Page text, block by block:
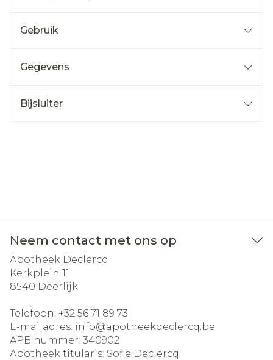
Gebruik
Gegevens
Bijsluiter
Neem contact met ons op
Apotheek Declercq
Kerkplein 11
8540 Deerlijk
Telefoon: +32 56 71 89 73
E-mailadres: info@apotheekdeclercq.be
APB nummer: 340902
Apotheek titularis: Sofie Declercq